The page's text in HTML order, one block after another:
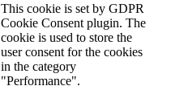
This cookie is set by GDPR
Cookie Consent plugin. The
cookie is used to store the
user consent for the cookies
in the category
"Performance".